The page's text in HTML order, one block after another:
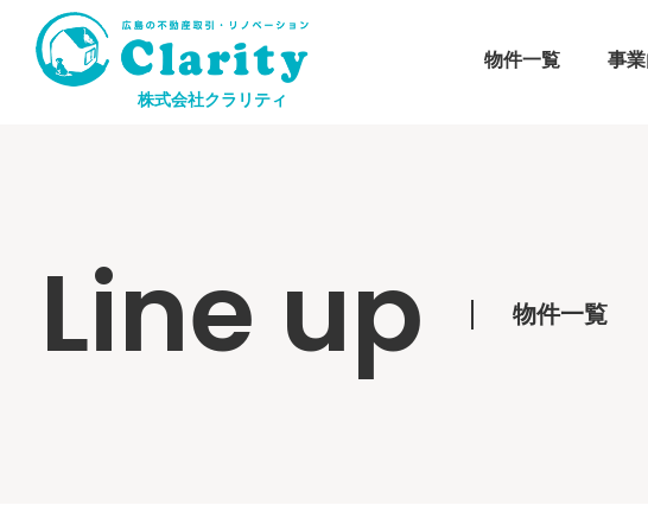
株式会社クラリティ
物件一覧 事
Line up 物件一覧